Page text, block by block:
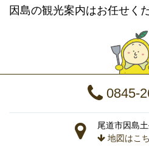
因島の観光案内はお任せく
0845-
尾道市因島
地図はこ